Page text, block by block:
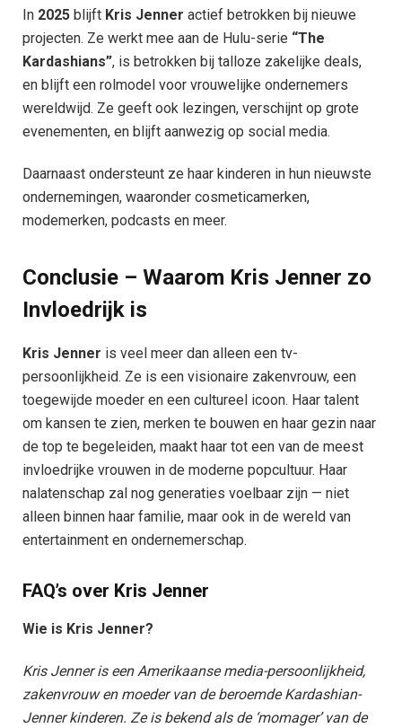
In 2025 blijft Kris Jenner actief betrokken bij nieuwe
projecten. Ze werkt mee aan de Hulu-serie “The
Kardashians”, is betrokken bij talloze zakelijke deals,
en blijft een rolmodel voor vrouwelijke ondernemers
wereldwijd. Ze geeft ook lezingen, verschijnt op grote
evenementen, en blijft aanwezig op social media.
Daarnaast ondersteunt ze haar kinderen in hun nieuwste
ondernemingen, waaronder cosmeticamerken,
modemerken, podcasts en meer.
Conclusie – Waarom Kris Jenner zo
Invloedrijk is
Kris Jenner is veel meer dan alleen een tv-
persoonlijkheid. Ze is een visionaire zakenvrouw, een
toegewijde moeder en een cultureel icoon. Haar talent
om kansen te zien, merken te bouwen en haar gezin naar
de top te begeleiden, maakt haar tot een van de meest
invloedrijke vrouwen in de moderne popcultuur. Haar
nalatenschap zal nog generaties voelbaar zijn — niet
alleen binnen haar familie, maar ook in de wereld van
entertainment en ondernemerschap.
FAQ’s over Kris Jenner
Wie is Kris Jenner?
Kris Jenner is een Amerikaanse media-persoonlijkheid,
zakenvrouw en moeder van de beroemde Kardashian-
Jenner kinderen. Ze is bekend als de ‘momager’ van de